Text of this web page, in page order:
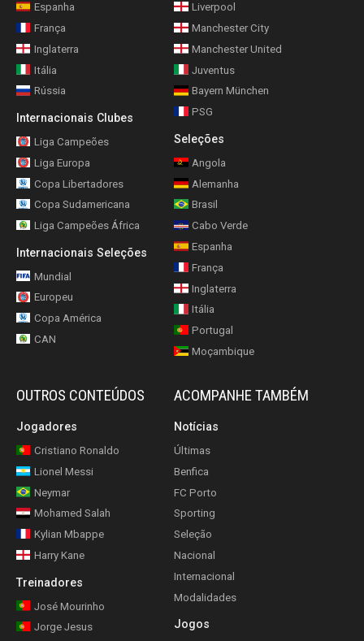
Espanha
França
Inglaterra
Itália
Rússia
Internacionais Clubes
Liga Campeões
Liga Europa
Copa Libertadores
Copa Sudamericana
Liga Campeões África
Internacionais Seleções
Mundial
Europeu
Copa América
CAN
Liverpool
Manchester City
Manchester United
Juventus
Bayern München
PSG
Seleções
Angola
Alemanha
Brasil
Cabo Verde
Espanha
França
Inglaterra
Itália
Portugal
Moçambique
OUTROS CONTEÚDOS
Jogadores
Cristiano Ronaldo
Lionel Messi
Neymar
Mohamed Salah
Kylian Mbappe
Harry Kane
Treinadores
José Mourinho
Jorge Jesus
ACOMPANHE TAMBÉM
Notícias
Últimas
Benfica
FC Porto
Sporting
Seleção
Nacional
Internacional
Modalidades
Jogos